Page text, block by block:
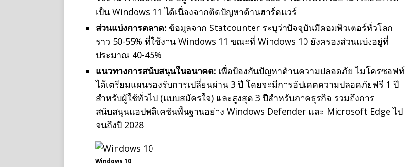
เป็น Windows 11 ได้เนื่องจากติดปัญหาด้านฮาร์ดแวร์
ส่วนแบ่งการตลาด: ข้อมูลจาก Statcounter ระบุว่าปัจจุบันมีคอมพิวเตอร์ทั่วโลก
ราว 50-55% ที่ใช้งาน Windows 11 ขณะที่ Windows 10 ยังครองส่วนแบ่งอยู่ที่
ประมาณ 40-45%
แนวทางการสนับสนุนในอนาคต: เพื่อป้องกันปัญหาด้านความปลอดภัย ไมโครซอฟท์
ได้เตรียมแผนรองรับการเปลี่ยนผ่าน 3 ปี โดยจะมีการอัปเดตความปลอดภัยฟรี 1 ปี
สำหรับผู้ใช้ทั่วไป (แบบสมัครใจ) และสูงสุด 3 ปีสำหรับภาคธุรกิจ รวมถึงการ
สนับสนุนแอปพลิเคชันพื้นฐานอย่าง Windows Defender และ Microsoft Edge ไป
จนถึงปี 2028
Windows 10